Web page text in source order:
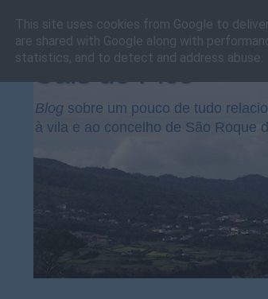
Cais do Pico
Blog sobre um pouco de tudo
à vila e ao concelho de São Roque
This site uses cookies from Google to
are shared with Google along with
statistics, and to detect and address abuse.